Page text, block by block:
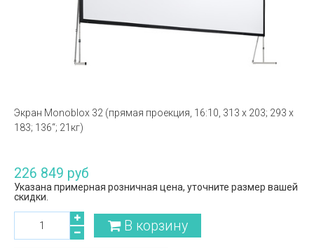
Экран Monoblox 32 (прямая проекция, 16:10, 313 x 203; 293 x
183; 136“; 21кг)
226 849 руб
Указана примерная розничная цена, уточните размер вашей
скидки.
В корзину